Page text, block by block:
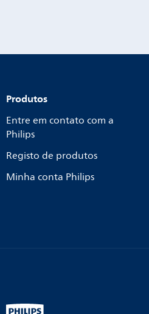
Produtos
Entre em contato com a
Philips
Registo de produtos
Minha conta Philips